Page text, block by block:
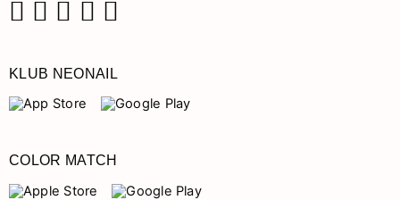
KLUB NEONAIL
COLOR MATCH